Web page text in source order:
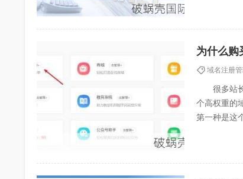
为什么购
域名注册
很多站长
个高权重的
第一种是这